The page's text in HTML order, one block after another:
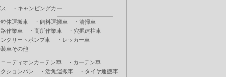
・ キャンピングカー
体運搬車 ・ 飼料運搬車 ・ 清掃車
作業車
・ 高所作業車 ・ 穴掘建柱車
クリートポンプ車
・ レッカー車
車その他
ーディオンカーテン車 ・ カーテン車
ションバン
・ 活魚運搬車 ・ タイヤ運搬車